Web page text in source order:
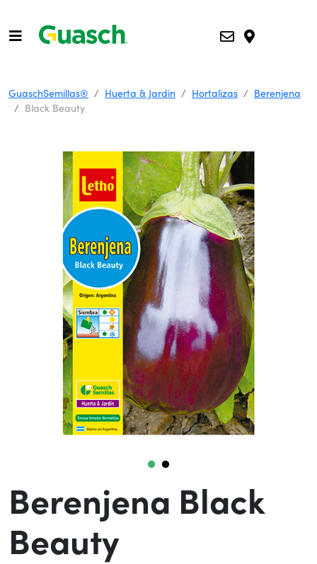
GuaschSemillas® Huerta & Jardin Hortalizas
Berenjena
Black Beauty
Berenjena Black
Beauty